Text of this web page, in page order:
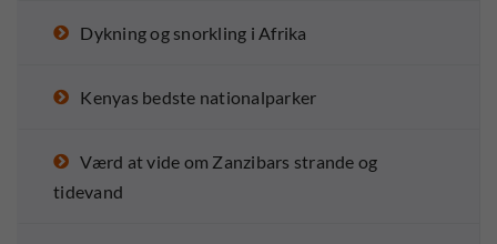
Dykning og snorkling i Afrika
Kenyas bedste nationalparker
Værd at vide om Zanzibars strande og
tidevand